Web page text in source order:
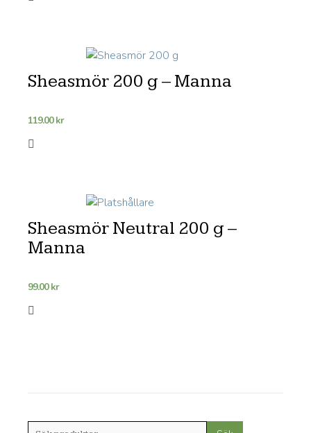
Sheasmör 200 g – Manna
119.00kr
Sheasmör Neutral 200 g –
Manna
99.00kr
Sök